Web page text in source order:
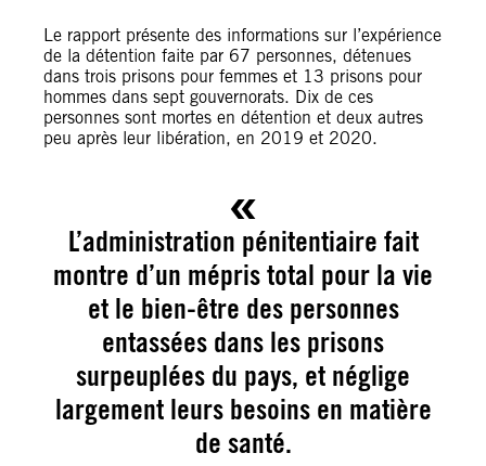
Le rapport présente des informations sur l’expérience
de la détention faite par 67 personnes, détenues
dans trois prisons pour femmes et 13 prisons pour
hommes dans sept gouvernorats. Dix de ces
personnes sont mortes en détention et deux autres
peu après leur libération, en 2019 et 2020.
L’administration pénitentiaire fait
montre d’un mépris total pour la vie
et le bien-être des personnes
entassées dans les prisons
surpeuplées du pays, et néglige
largement leurs besoins en matière
de santé.